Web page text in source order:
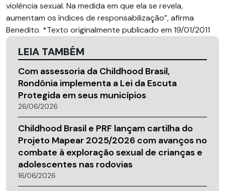
violência sexual. Na medida em que ela se revela,
aumentam os índices de responsabilização”, afirma
Benedito. *Texto originalmente publicado em 19/01/2011
LEIA TAMBÉM
Com assessoria da Childhood Brasil,
Rondônia implementa a Lei da Escuta
Protegida em seus municípios
26/06/2026
Childhood Brasil e PRF lançam cartilha do
Projeto Mapear 2025/2026 com avanços no
combate à exploração sexual de crianças e
adolescentes nas rodovias
16/06/2026